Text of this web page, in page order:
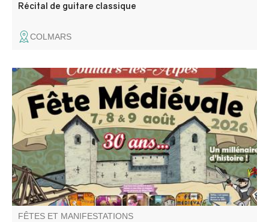
Récital de guitare classique
COLMARS
A Colmars se tient depuis 30 ans une fête légendaire qui
fait renaître l’esprit du Moyen Âge. Franchissez les portes
de la cité et plongez dans un univers de fastes et de
merveilles. Échassiers, musiciens, acrobates et nombreux
spectacles gratuits.
FÊTES ET MANIFESTATIONS